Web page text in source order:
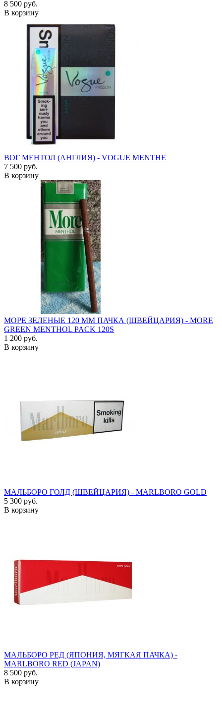
8 500 руб.
В корзину
ВОГ МЕНТОЛ (АНГЛИЯ) - VOGUE MENTHE
7 500 руб.
В корзину
МОРЕ ЗЕЛЕНЫЕ 120 ММ ПАЧКА (ШВЕЙЦАРИЯ) - MORE
GREEN MENTHOL PACK 120S
1 200 руб.
В корзину
МАЛЬБОРО ГОЛД (ШВЕЙЦАРИЯ) - MARLBORO GOLD
5 300 руб.
В корзину
МАЛЬБОРО РЕД (ЯПОНИЯ, МЯГКАЯ ПАЧКА) -
MARLBORO RED (JAPAN)
8 500 руб.
В корзину